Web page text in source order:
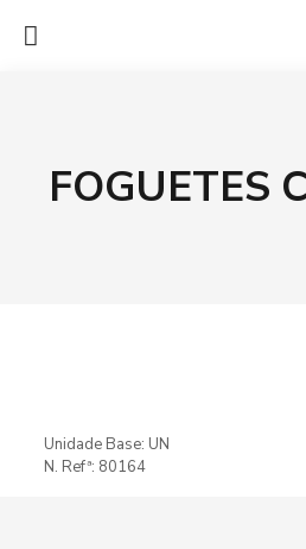
FOGUETES
Unidade Base: UN
N. Refª: 80164